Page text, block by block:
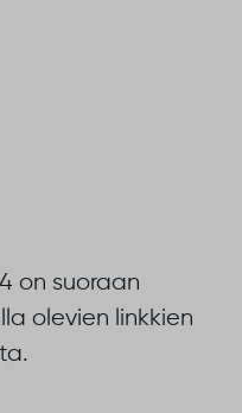
on suoraan
olevien linkkien